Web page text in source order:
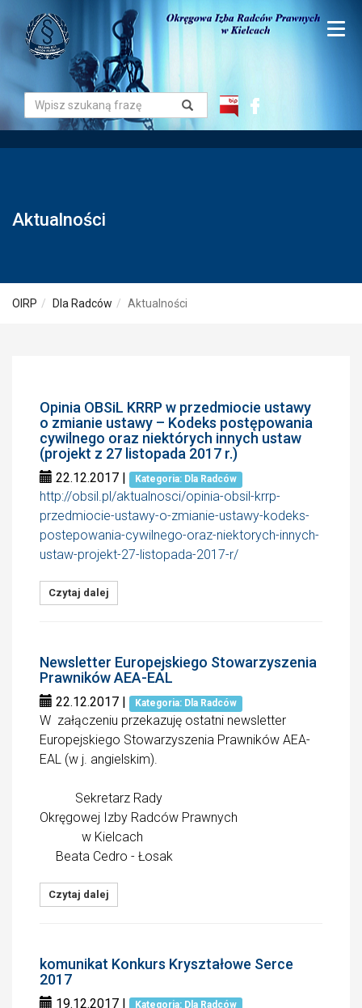
Aktualności
OIRP Dla Radców Aktualności
Opinia OBSiL KRRP w przedmiocie ustawy
o zmianie ustawy – Kodeks postępowania
cywilnego oraz niektórych innych ustaw
(projekt z 27 listopada 2017 r.)
22.12.2017 | Kategoria: Dla Radców
http://obsil.pl/aktualnosci/opinia-obsil-krrp-
przedmiocie-ustawy-o-zmianie-ustawy-kodeks-
postepowania-cywilnego-oraz-niektorych-innych-
ustaw-projekt-27-listopada-2017-r/
Czytaj dalej
Newsletter Europejskiego Stowarzyszenia
Prawników AEA-EAL
22.12.2017 | Kategoria: Dla Radców
W załączeniu przekazuję ostatni newsletter
Europejskiego Stowarzyszenia Prawników AEA-
EAL (w j. angielskim).
Sekretarz Rady
Okręgowej Izby Radców Prawnych
w Kielcach
Beata Cedro - Łosak
Czytaj dalej
komunikat Konkurs Kryształowe Serce
2017
19.12.2017 | Kategoria: Dla Radców